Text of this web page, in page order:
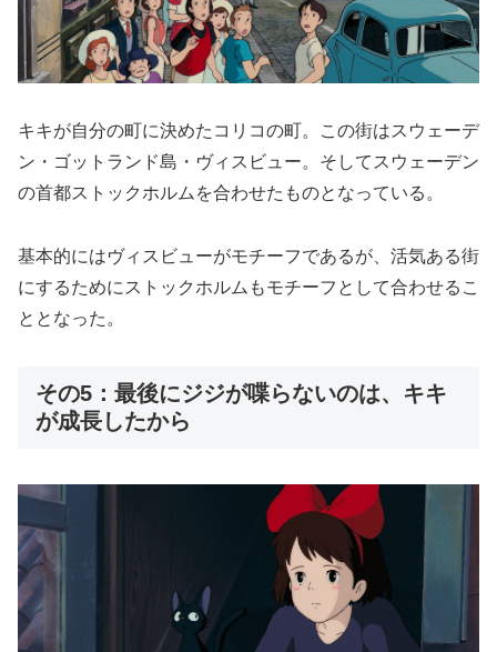
キキが自分の町に決めたコリコの町。この街はスウェーデ
ン・ゴットランド島・ヴィスビュー。そしてスウェーデン
の首都ストックホルムを合わせたものとなっている。
基本的にはヴィスビューがモチーフであるが、活気ある街
にするためにストックホルムもモチーフとして合わせるこ
ととなった。
その5：最後にジジが喋らないのは、キキ
が成長したから